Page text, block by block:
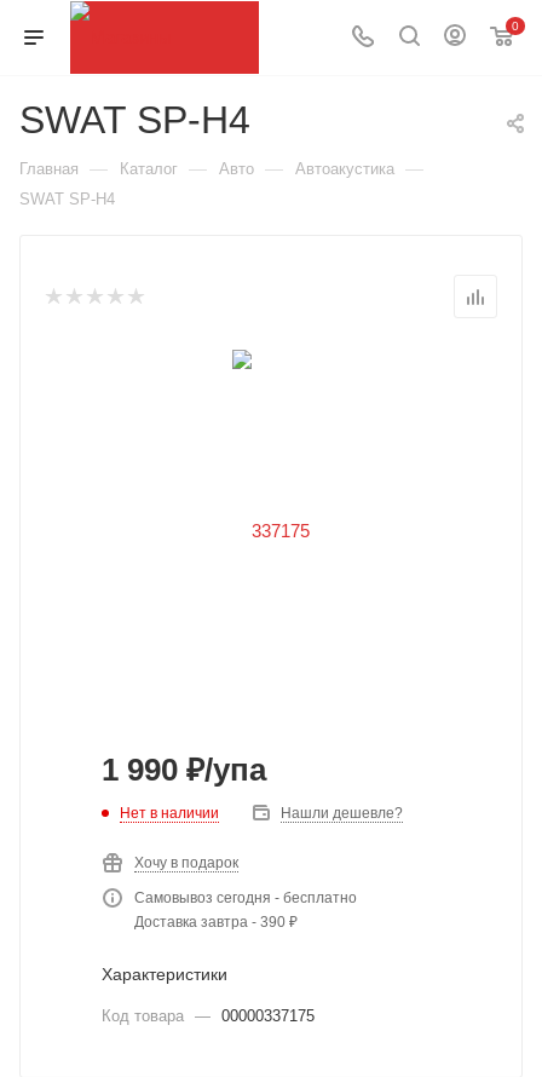
0
SWAT SP-H4
Главная — Каталог — Авто — Автоакустика —
SWAT SP-H4
1 990 ₽/упа
Нет в наличии Нашли дешевле?
Хочу в подарок
Самовывоз сегодня - бесплатно
Доставка завтра - 390 ₽
Характеристики
Код товара — 00000337175